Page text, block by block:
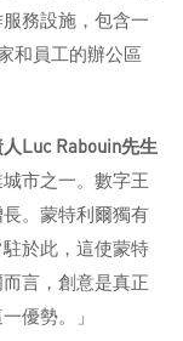
務設施，包含一
和員工的辦公區
Luc Rabouin先生
市之一。數字王
。蒙特利爾獨有
於此，這使蒙特
言，創意是真正
優勢。」